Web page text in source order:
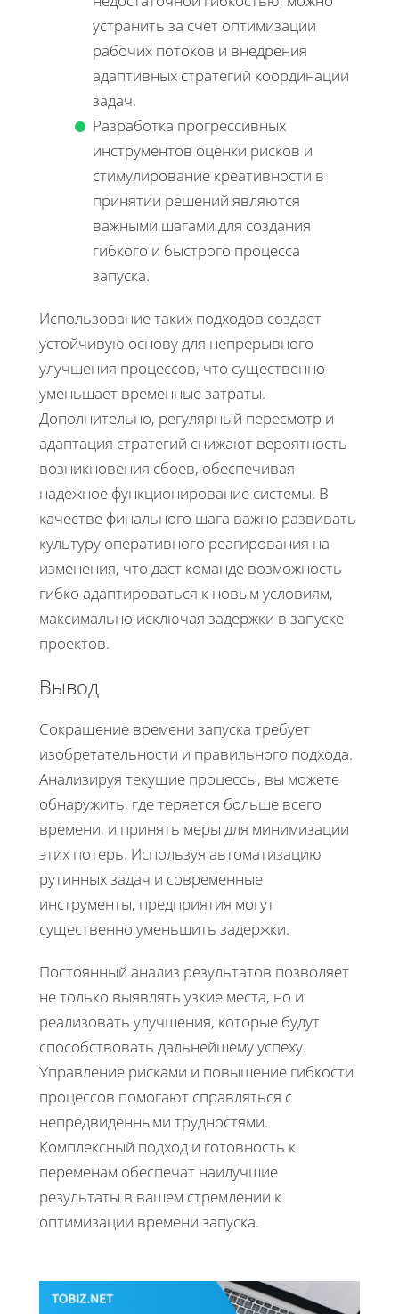
устранить за счет оптимизации
рабочих потоков и внедрения
адаптивных стратегий координации
задач.
Разработка прогрессивных
инструментов оценки рисков и
стимулирование креативности в
принятии решений являются
важными шагами для создания
гибкого и быстрого процесса
запуска.
Использование таких подходов создает
устойчивую основу для непрерывного
улучшения процессов, что существенно
уменьшает временные затраты.
Дополнительно, регулярный пересмотр и
адаптация стратегий снижают вероятность
возникновения сбоев, обеспечивая
надежное функционирование системы. В
качестве финального шага важно развивать
культуру оперативного реагирования на
изменения, что даст команде возможность
гибко адаптироваться к новым условиям,
максимально исключая задержки в запуске
проектов.
Вывод
Сокращение времени запуска требует
изобретательности и правильного подхода.
Анализируя текущие процессы, вы можете
обнаружить, где теряется больше всего
времени, и принять меры для минимизации
этих потерь. Используя автоматизацию
рутинных задач и современные
инструменты, предприятия могут
существенно уменьшить задержки.
Постоянный анализ результатов позволяет
не только выявлять узкие места, но и
реализовать улучшения, которые будут
способствовать дальнейшему успеху.
Управление рисками и повышение гибкости
процессов помогают справляться с
непредвиденными трудностями.
Комплексный подход и готовность к
переменам обеспечат наилучшие
результаты в вашем стремлении к
оптимизации времени запуска.